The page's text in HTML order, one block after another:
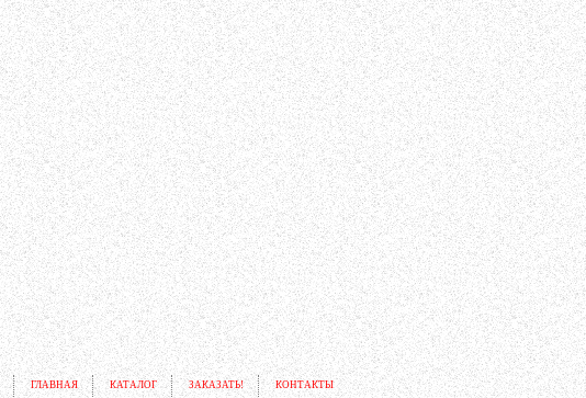
ГЛАВНАЯ КАТАЛОГ ЗАКАЗАТЬ! КОНТАКТЫ